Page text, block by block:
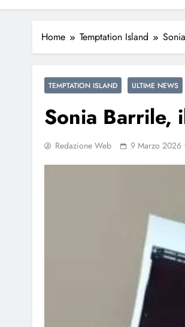
Home Temptation Island
TEMPTATION ISLAND ULTIME NEWS
Sonia Barrile,
Redazione Web 9 Marzo 2026